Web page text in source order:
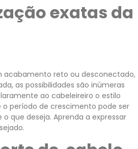
exatas da
acabamento reto ou desconectado,
as possibilidades são inúmeras
ao cabeleireiro o estilo
período de crescimento pode ser
que deseja. Aprenda a expressar